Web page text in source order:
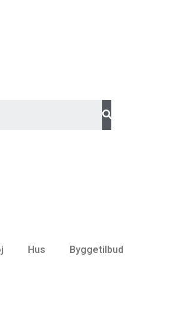
Hus Byggetilbud